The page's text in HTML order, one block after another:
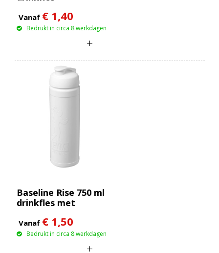
Vanaf € 1,40
Bedrukt in circa 8 werkdagen
Baseline Rise 750 ml
drinkfles met
Vanaf € 1,50
Bedrukt in circa 8 werkdagen